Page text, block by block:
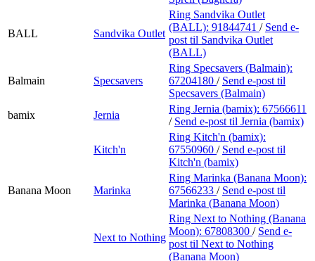
BALL Sandvika Outlet
Ring Sandvika Outlet
(BALL): 91844741 / Send e-
post til Sandvika Outlet
(BALL)
Balmain Specsavers
Ring Specsavers (Balmain):
67204180 / Send e-post til
Specsavers (Balmain)
bamix
Jernia
Ring Jernia (bamix): 67566611
/ Send e-post til Jernia (bamix)
Kitch'n
Ring Kitch'n (bamix):
67550960 / Send e-post til
Kitch'n (bamix)
Banana Moon Marinka
Ring Marinka (Banana Moon):
67566233 / Send e-post til
Marinka (Banana Moon)
Next to Nothing
Ring Next to Nothing (Banana
Moon): 67808300 / Send e-
post til Next to Nothing
(Banana Moon)